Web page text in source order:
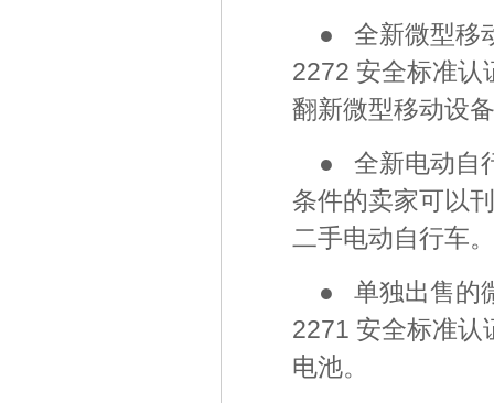
● 全新微型移
2272 安全标准认
翻新微型移动设
● 全新电动自
条件的卖家可以
二手电动自行车。
● 单独出售的
2271 安全标准认
电池。